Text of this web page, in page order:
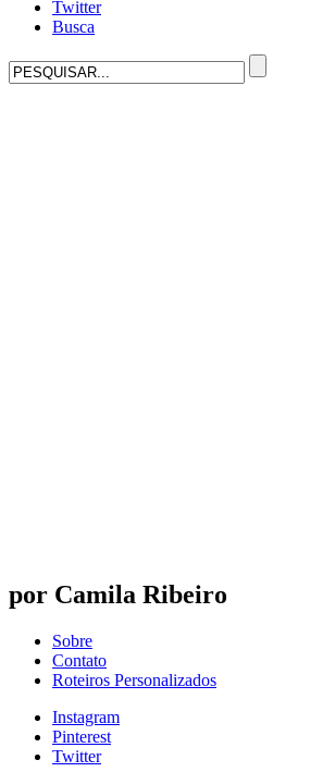
Twitter
Busca
por Camila Ribeiro
Sobre
Contato
Roteiros Personalizados
Instagram
Pinterest
Twitter